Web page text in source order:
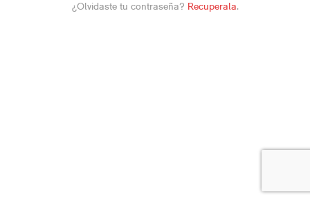
¿Olvidaste tu contraseña? Recuperala.